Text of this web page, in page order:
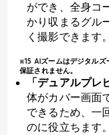
ができ、全身コ
かり収まるグル
く撮影できます。
※15 AI ズームはデジタルズ
保証されません。
「デュアルプレ
体がカバー画面
できるため、一
のに役立ちます。